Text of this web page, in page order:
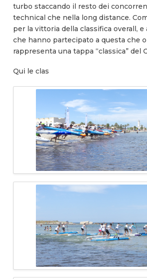
turbo staccando il resto dei
technical che nella long distance.
per la vittoria della classifica overall,
che hanno partecipato a questa che
rappresenta una tappa “classica” del
Qui le clas